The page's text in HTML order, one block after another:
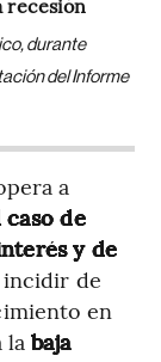
durante
del Informe
a
caso de
y de
incidir de
en
labaja